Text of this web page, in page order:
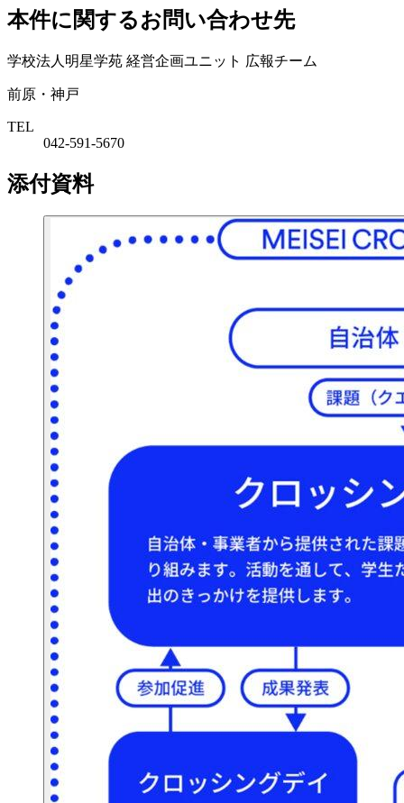
本件に関するお問い合わせ先
学校法人明星学苑 経営企画ユニット 広報チーム
前原・神戸
TEL
042-591-5670
添付資料